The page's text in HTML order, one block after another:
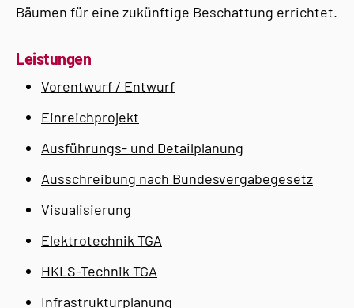
Bäumen für eine zukünftige Beschattung errichtet.
Leistungen
Vorentwurf / Entwurf
Einreichprojekt
Ausführungs- und Detailplanung
Ausschreibung nach Bundesvergabegesetz
Visualisierung
Elektrotechnik TGA
HKLS-Technik TGA
Infrastrukturplanung